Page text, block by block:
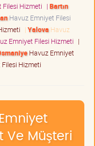
Hizmeti | Bartın
Havuz Emniyet Filesi
| Yalova Havuz
Emniyet Filesi Hizmeti |
Havuz Emniyet
Hizmeti
Ve Müşteri